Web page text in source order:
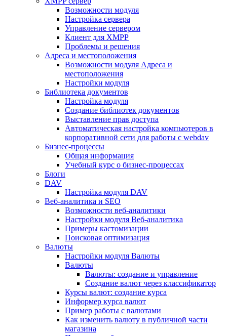
Возможности модуля
Настройка сервера
Управление сервером
Клиент для XMPP
Проблемы и решения
Адреса и местоположения
Возможности модуля Адреса и
местоположения
Настройки модуля
Библиотека документов
Настройка модуля
Создание библиотек документов
Выставление прав доступа
Автоматическая настройка компьютеров в
корпоративной сети для работы с webdav
Бизнес-процессы
Общая информация
Учебный курс о бизнес-процессах
Блоги
DAV
Настройка модуля DAV
Веб-аналитика и SEO
Возможности веб-аналитики
Настройки модуля Веб-аналитика
Примеры кастомизации
Поисковая оптимизация
Валюты
Настройки модуля Валюты
Валюты
Валюты: создание и управление
Создание валют через классификатор
Курсы валют: создание курса
Информер курса валют
Пример работы с валютами
Как изменить валюту в публичной части
магазина